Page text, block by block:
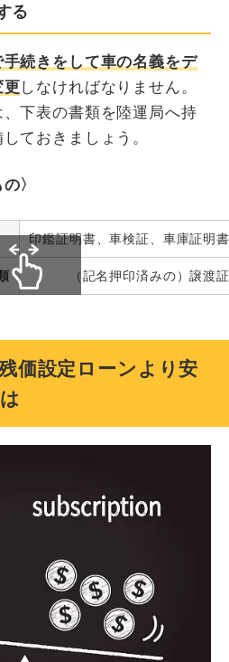
る
手続きをして車の名義をデ
しなければなりません。
下表の書類を陸運局へ持
ておきましょう。
〉
印鑑証明書、車検証、車庫証明
（記名押印済みの）譲渡
価設定ローンより安